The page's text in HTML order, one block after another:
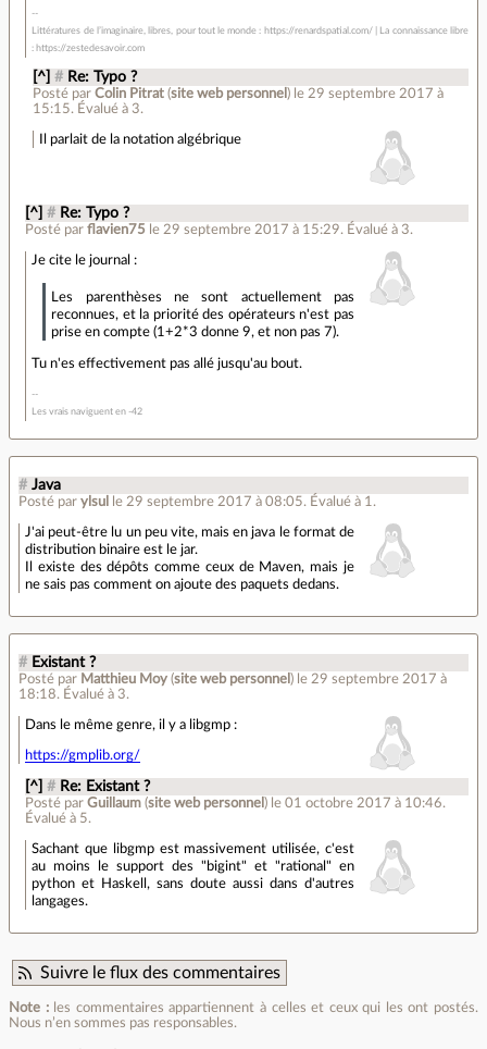
Littératures de l’imaginaire, libres, pour tout le monde : https://renardspatial.com/ | La connaissance libre
: https://zestedesavoir.com
[^] # Re: Typo ?
Posté par Colin Pitrat(site web personnel ) le 29 septembre 2017 à
15:15. Évalué à 3.
Il parlait de la notation algébrique
[^] # Re: Typo ?
Posté parflavien75 le 29 septembre 2017 à 15:29. Évalué à 3.
Je cite le journal :
Les parenthèses ne sont actuellement pas
reconnues, et la priorité des opérateurs n'est pas
prise en compte (1+2*3 donne 9, et non pas 7).
Tu n'es effectivement pas allé jusqu'au bout.
Les vrais naviguent en -42
# Java
Posté par ylsul le 29 septembre 2017 à 08:05. Évalué à 1 .
J'ai peut-être lu un peu vite, mais en java le format de
distribution binaire est le jar.
Il existe des dépôts comme ceux de Maven, mais je
ne sais pas comment on ajoute des paquets dedans.
# Existant ?
Posté par Matthieu Moy (site web personnel ) le 29 septembre 2017 à
18:18. Évalué à 3.
Dans le même genre, il y a libgmp :
https://gmplib.org/
[^] # Re: Existant ?
Posté parGuillaum (site web personnel ) le 01 octobre 2017 à 10:46.
Évalué à 5.
Sachant que libgmp est massivement utilisée, c'est
au moins le support des "bigint" et "rational" en
python et Haskell, sans doute aussi dans d'autres
langages.
Suivre le flux des commentaires
Note :les commentaires appartiennent à celles et ceux qui les ont postés.
Nous n’en sommes pas responsables.